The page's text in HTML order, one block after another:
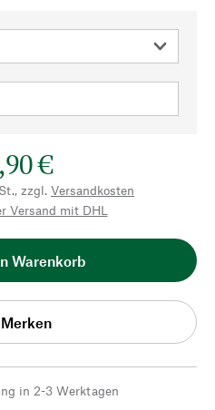
€
zzgl. Versandkosten
Versand mit DHL
Warenkorb
Merken
in 2-3 Werktagen